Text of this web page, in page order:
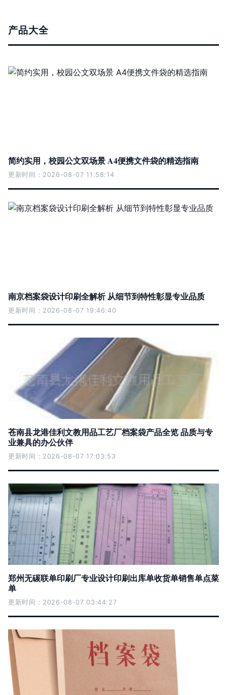
产品大全
简约实用，校园公文双场景 A4便携文件袋的精选指南
更新时间：2026-08-07 11:58:14
南京档案袋设计印刷全解析 从细节到特性彰显专业品质
更新时间：2026-08-07 19:46:40
苍南县龙港佳利文教用品工艺厂档案袋产品全览 品质与专
业兼具的办公伙伴
更新时间：2026-08-07 17:03:53
郑州无碳联单印刷厂专业设计印刷出库单收货单销售单点菜
单
更新时间：2026-08-07 03:44:27